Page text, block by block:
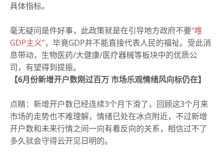
具体指标。
毫无疑问是件好事，此政策就是在引导地方政府不要“唯
GDP主义”，毕竟GDP并不能直接代表人民的福祉。受此消
息带动，生物医药/大健康/医疗器械等板块中的优质公
司，有望得到提振。
【6月份新增开户数刚过百万 市场乐观情绪风向标仍在】
点睛： 新增开户数已经连续3个月下滑了，回顾这3个月来
市场的走势也不难理解，情绪已处在冰点附近，不过新增
开户数和未来行情之间一向有着反向的关系，相信过不了
多久就会守得云开见日明的。